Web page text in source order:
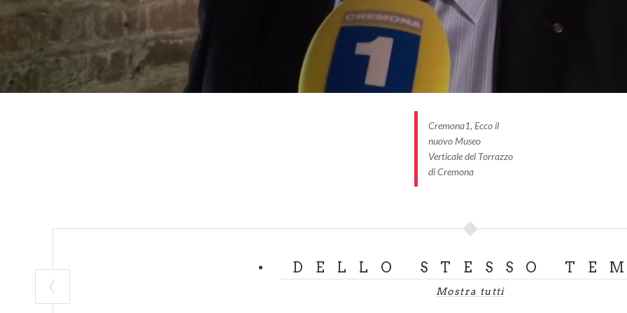
Cremona1, Ecco il
nuovo Museo
Verticale del Torrazzo
di Cremona
DELLO STESSO
Mostra tutti